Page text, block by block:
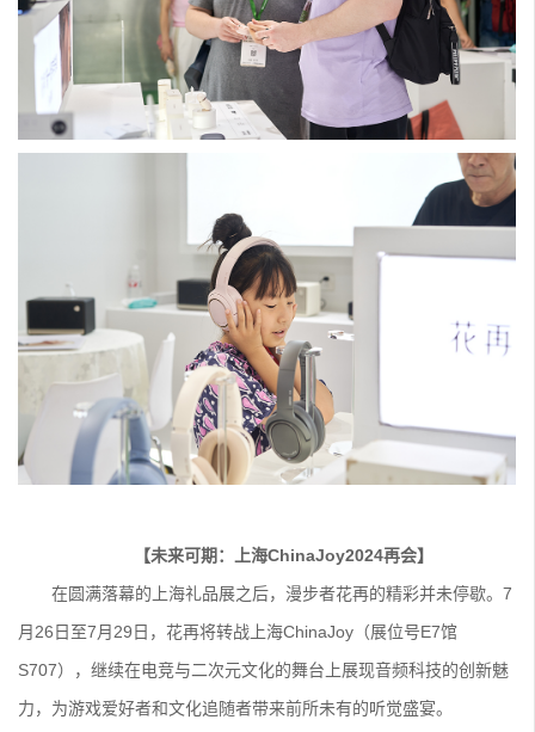
【未来可期：上海ChinaJoy2024再会】
在圆满落幕的上海礼品展之后，漫步者花再的精彩并未停歇。7
月26日至7月29日，花再将转战上海ChinaJoy（展位号E7馆
S707），继续在电竞与二次元文化的舞台上展现音频科技的创新魅
力，为游戏爱好者和文化追随者带来前所未有的听觉盛宴。